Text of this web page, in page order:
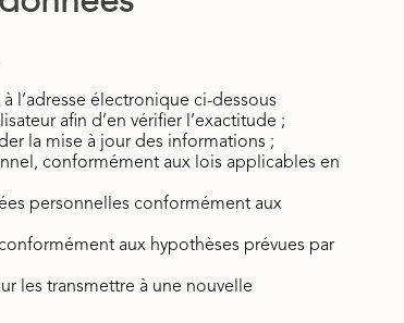
l’adresse électronique ci-dessous
afin d’en vérifier l’exactitude ;
la mise à jour des informations ;
conformément aux lois applicables en
personnelles conformément aux
aux hypothèses prévues par
les transmettre à une nouvelle